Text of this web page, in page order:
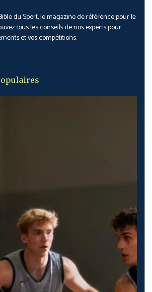
du Sport, le magazine de référence pour le
tous les conseils de nos experts pour
et vos compétitions.